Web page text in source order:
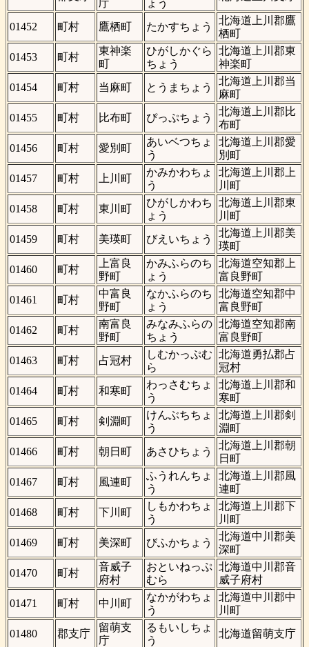
庁
ょう
01452 町村 鷹栖町 たかすちょう
北海道上川郡鷹
栖町
01453
町村
東神楽
町
ひがしかぐら
ちょう
北海道上川郡東
神楽町
01454
町村 当麻町 とうまちょう
北海道上川郡当
麻町
01455
町村 比布町 ぴっぷちょう
北海道上川郡比
布町
01456
町村 愛別町
あいベつちょ
う
北海道上川郡愛
別町
01457
町村 上川町
かみかわちょ
う
北海道上川郡上
川町
01458
町村 東川町
ひがしかわち
ょう
北海道上川郡東
川町
01459
町村 美瑛町 びえいちょう
北海道上川郡美
瑛町
01460
町村
上富良
野町
かみふらのち
ょう
北海道空知郡上
富良野町
01461
町村
中富良
野町
なかふらのち
ょう
北海道空知郡中
富良野町
01462
町村
南富良
野町
みなみふらの
ちょう
北海道空知郡南
富良野町
01463
町村 占冠村
しむかっぷむ
ら
北海道勇払郡占
冠村
01464
町村 和寒町
わっさむちょ
う
北海道上川郡和
寒町
01465
町村 剣淵町
けんぶちちょ
う
北海道上川郡剣
淵町
01466
町村 朝日町 あさひちょう
北海道上川郡朝
日町
01467
町村 風連町
ふうれんちょ
う
北海道上川郡風
連町
01468
町村 下川町
しもかわちょ
う
北海道上川郡下
川町
01469
町村 美深町 びふかちょう
北海道中川郡美
深町
01470
町村
音威子
府村
おといねっぷ
むら
北海道中川郡音
威子府村
01471
町村 中川町
なかがわちょ
う
北海道中川郡中
川町
01480
郡支庁
留萌支
庁
るもいしちょ
う
北海道留萌支庁